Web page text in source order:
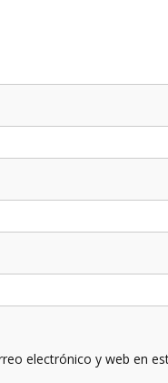
electrónico y web en